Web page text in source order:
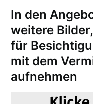
In den
weitere
für
mit dem
aufnehmen